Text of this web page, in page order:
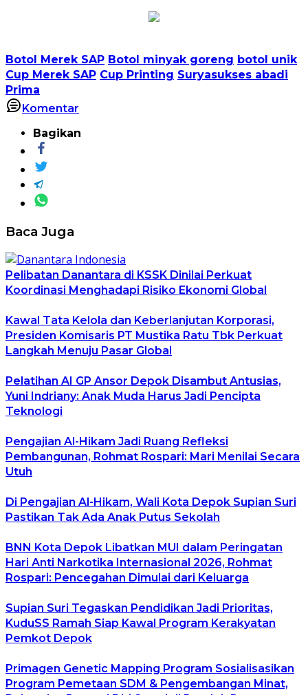
Botol Merek SAP Botol minyak goreng botol unik
Cup Merek SAP Cup Printing Suryasukses abadi
Prima
Komentar
Bagikan
Baca Juga
Pelibatan Danantara di KSSK Dinilai Perkuat
Koordinasi Menghadapi Risiko Ekonomi Global
Kawal Tata Kelola dan Keberlanjutan Korporasi,
Presiden Komisaris PT Mustika Ratu Tbk Perkuat
Langkah Menuju Pasar Global
Pelatihan AI GP Ansor Depok Disambut Antusias,
Yuni Indriany: Anak Muda Harus Jadi Pencipta
Teknologi
Pengajian Al-Hikam Jadi Ruang Refleksi
Pembangunan, Rohmat Rospari: Mari Menilai Secara
Utuh
Di Pengajian Al-Hikam, Wali Kota Depok Supian Suri
Pastikan Tak Ada Anak Putus Sekolah
BNN Kota Depok Libatkan MUI dalam Peringatan
Hari Anti Narkotika Internasional 2026, Rohmat
Rospari: Pencegahan Dimulai dari Keluarga
Supian Suri Tegaskan Pendidikan Jadi Prioritas,
KuduSS Ramah Siap Kawal Program Kerakyatan
Pemkot Depok
Primagen Genetic Mapping Program Sosialisasikan
Program Pemetaan SDM & Pengembangan Minat,